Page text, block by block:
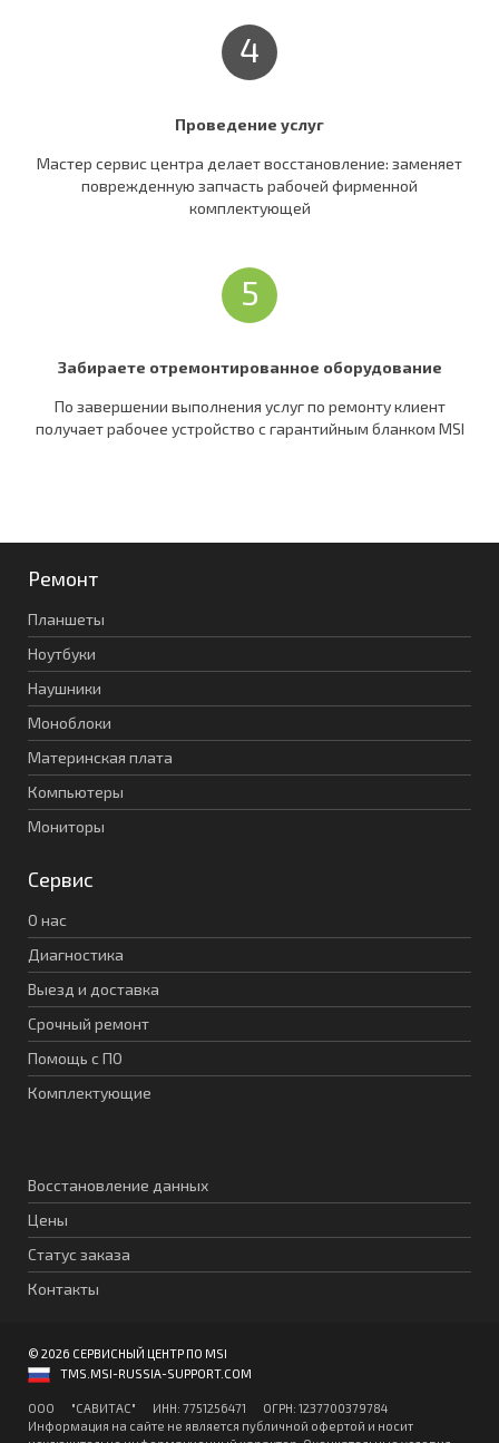
4
Проведение услуг
Мастер сервис центра делает восстановление: заменяет
поврежденную запчасть рабочей фирменной
комплектующей
5
Забираете отремонтированное оборудование
По завершении выполнения услуг по ремонту клиент
получает рабочее устройство c гарантийным бланком MSI
Ремонт
Планшеты
Ноутбуки
Наушники
Моноблоки
Материнская плата
Компьютеры
Мониторы
Сервис
О нас
Диагностика
Выезд и доставка
Срочный ремонт
Помощь с ПО
Комплектующие
Восстановление данных
Цены
Статус заказа
Контакты
© 2026 СЕРВИСНЫЙ ЦЕНТР ПО MSI
TMS.MSI-RUSSIA-SUPPORT.COM
ООО "CАВИТAC" ИНН: 7751256471 ОГPН: 1237700379784
Информация на сайте не является публичной офертой и носит